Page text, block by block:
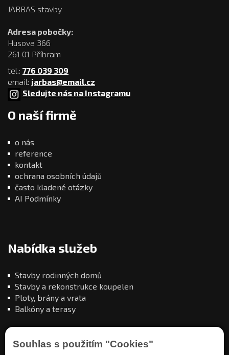
Souhlas s použitím "Cookies"
JARBAS stavby
Adresa pobočky:
Husova 366
261 01 Příbram
tel.: 776 039 309
email: jarbas@email.cz
Sledujte nás na Instagramu
O naší firmě
o nás
reference
kontakt
ochrana osobních údajů
často kladené otázky
AI Podmínky
Nabídka služeb
Stavby rodinných domů
Stavby a rekonstrukce koupelen
Ploty, brány a vrata
Balkóny a terasy